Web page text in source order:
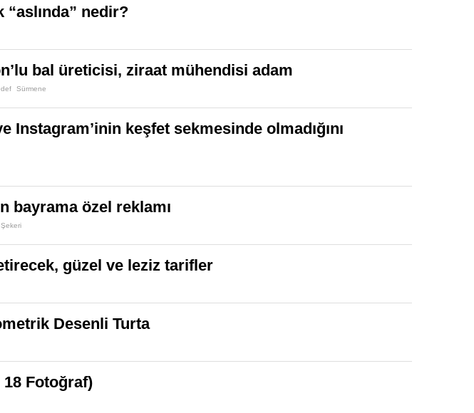
“aslında” nedir?
bal üreticisi, ziraat mühendisi adam
Sürmene
keşfet sekmesinde olmadığını
bayrama özel reklamı
güzel ve leziz tarifler
Desenli Turta
Fotoğraf)